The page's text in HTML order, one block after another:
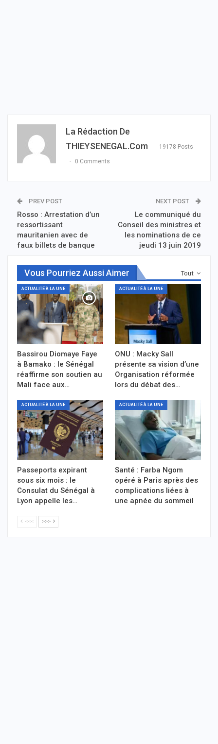
La Rédaction De
THIEYSENEGAL.com
19178 Posts
0 Comments
PREV POST
Rosso : Arrestation d’un
ressortissant
mauritanien avec de
faux billets de banque
NEXT POST
Le communiqué du
Conseil des ministres et
les nominations de ce
jeudi 13 juin 2019
Tout
Vous Pourriez Aussi Aimer
ACTUALITÉ À LA UNE
Bassirou Diomaye Faye
à Bamako : le Sénégal
réaffirme son soutien au
Mali face aux…
ACTUALITÉ À LA UNE
ONU : Macky Sall
présente sa vision d’une
Organisation réformée
lors du débat des…
ACTUALITÉ À LA UNE
Passeports expirant
sous six mois : le
Consulat du Sénégal à
Lyon appelle les…
ACTUALITÉ À LA UNE
Santé : Farba Ngom
opéré à Paris après des
complications liées à
une apnée du sommeil
<<< >>>